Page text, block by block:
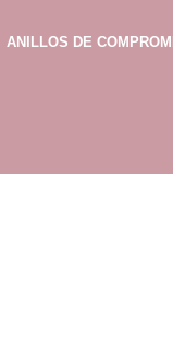
ANILLOS DE